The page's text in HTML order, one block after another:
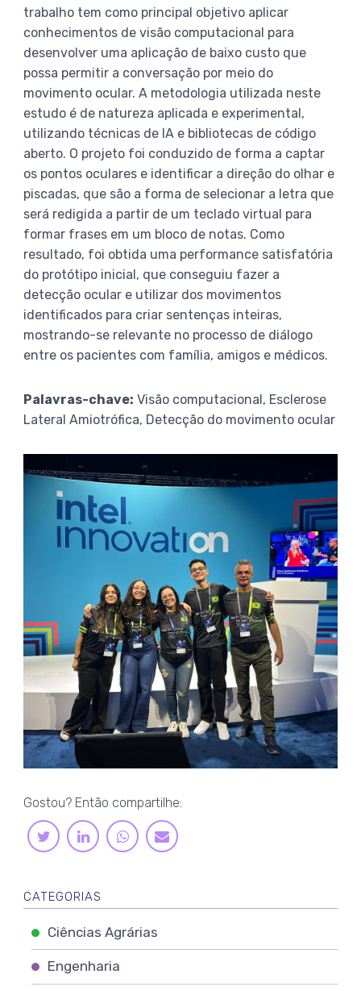
trabalho tem como principal objetivo aplicar
conhecimentos de visão computacional para
desenvolver uma aplicação de baixo custo que
possa permitir a conversação por meio do
movimento ocular. A metodologia utilizada neste
estudo é de natureza aplicada e experimental,
utilizando técnicas de IA e bibliotecas de código
aberto. O projeto foi conduzido de forma a captar
os pontos oculares e identificar a direção do olhar e
piscadas, que são a forma de selecionar a letra que
será redigida a partir de um teclado virtual para
formar frases em um bloco de notas. Como
resultado, foi obtida uma performance satisfatória
do protótipo inicial, que conseguiu fazer a
detecção ocular e utilizar dos movimentos
identificados para criar sentenças inteiras,
mostrando-se relevante no processo de diálogo
entre os pacientes com família, amigos e médicos.
Palavras-chave: Visão computacional, Esclerose
Lateral Amiotrófica, Detecção do movimento ocular
Gostou? Então compartilhe:
TWITTERLINKEDINWHATSAPP
E-
MAIL
CATEGORIAS
Ciências Agrárias
Engenharia